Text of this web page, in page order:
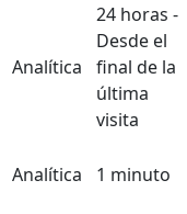
Analítica
24 horas -
Desde el
final de la
última
visita
Analítica 1 minuto